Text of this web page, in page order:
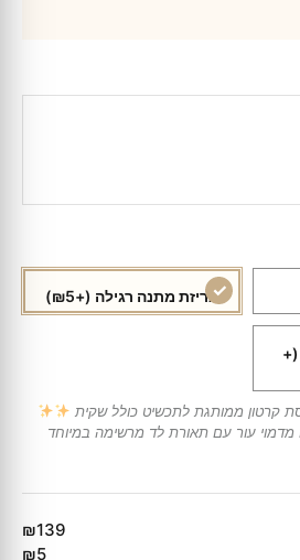
אריזת מתנה רגילה (+₪5)
(+
קרטון ממותגת לתכשיט כולל שקית
מדמוי עור עם תאורת לד מרשימה במיוחד
₪139
₪5